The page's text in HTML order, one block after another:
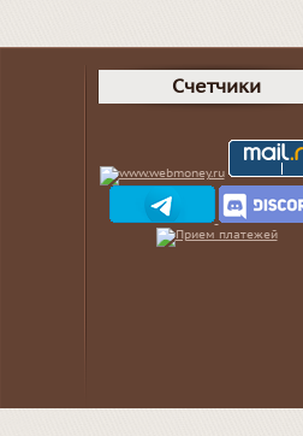
Счетчики